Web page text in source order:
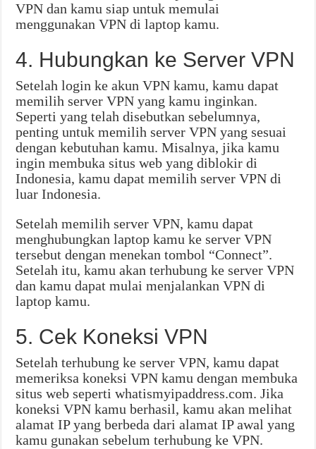
VPN dan kamu siap untuk memulai
menggunakan VPN di laptop kamu.
4. Hubungkan ke Server VPN
Setelah login ke akun VPN kamu, kamu dapat
memilih server VPN yang kamu inginkan.
Seperti yang telah disebutkan sebelumnya,
penting untuk memilih server VPN yang sesuai
dengan kebutuhan kamu. Misalnya, jika kamu
ingin membuka situs web yang diblokir di
Indonesia, kamu dapat memilih server VPN di
luar Indonesia.
Setelah memilih server VPN, kamu dapat
menghubungkan laptop kamu ke server VPN
tersebut dengan menekan tombol “Connect”.
Setelah itu, kamu akan terhubung ke server VPN
dan kamu dapat mulai menjalankan VPN di
laptop kamu.
5. Cek Koneksi VPN
Setelah terhubung ke server VPN, kamu dapat
memeriksa koneksi VPN kamu dengan membuka
situs web seperti whatismyipaddress.com. Jika
koneksi VPN kamu berhasil, kamu akan melihat
alamat IP yang berbeda dari alamat IP awal yang
kamu gunakan sebelum terhubung ke VPN.